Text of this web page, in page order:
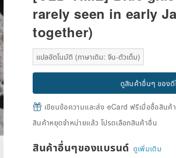
rarely seen in early
together)
แปลอัตโนมัติ (ภาษาเดิม: จีน-ตัวเต็ม)
ดูสินค้าอื่นๆ ของดี
เขียนข้อความและส่ง eCard ฟรีเมื่อซื้อสินค้
สินค้าหยุดจำหน่ายแล้ว โปรดเลือกสินค้าอื่น
สินค้าอื่นๆของแบรนด์ ดูเพิ่มเติม